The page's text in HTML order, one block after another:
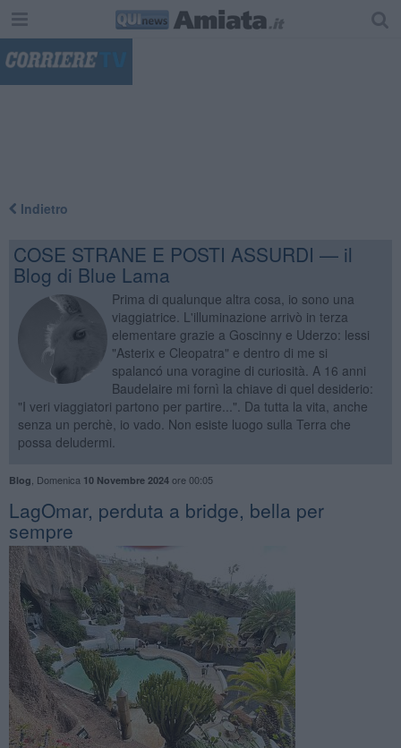
Indietro
COSE STRANE E POSTI ASSURDI — il
Blog di Blue Lama
Prima di qualunque altra cosa, io sono una
viaggiatrice. L'illuminazione arrivò in terza
elementare grazie a Goscinny e Uderzo: lessi
"Asterix e Cleopatra" e dentro di me si
spalancó una voragine di curiosità. A 16 anni
Baudelaire mi fornì la chiave di quel desiderio:
"I veri viaggiatori partono per partire...". Da tutta la vita, anche
senza un perchè, io vado. Non esiste luogo sulla Terra che
possa deludermi.
Blog Domenica 10 Novembre 2024ore 00:05
LagOmar, perduta a bridge, bella per
sempre